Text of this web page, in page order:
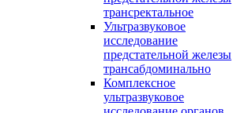
трансректальное
Ультразвуковое
исследование
предстательной железы
трансабдоминально
Комплексное
ультразвуковое